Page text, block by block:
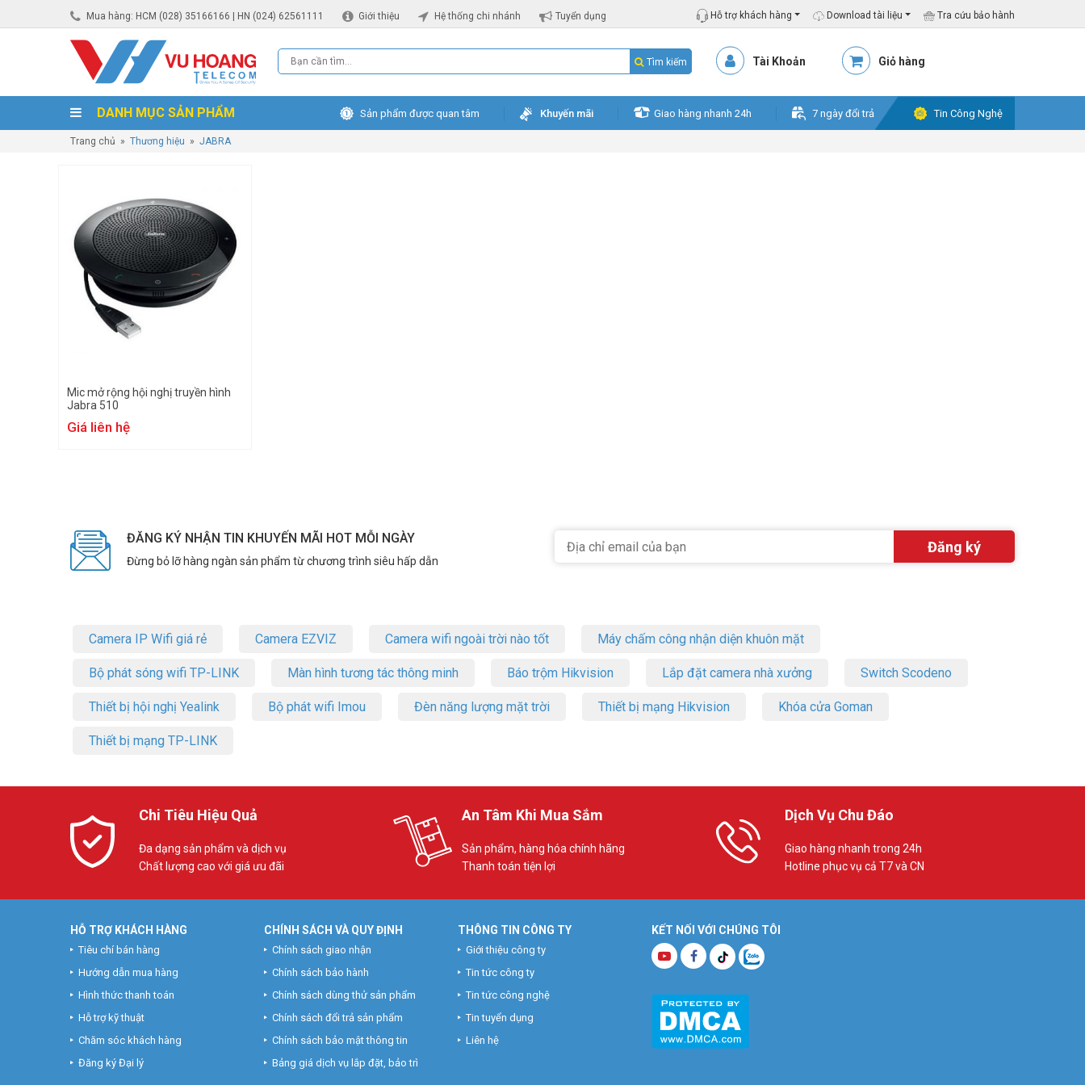
Mua hàng: HCM (028) 35166166 | HN (024) 62561111 Giới thiệu Hệ thống chi nhánh Tuyển dụng Hỗ trợ khách hàng Download tài liệu Tra cứu bảo hành
Tìm kiếm Tài Khoản Giỏ hàng
DANH MỤC SẢN PHẨM Sản phẩm được quan tâm Khuyến mãi Giao hàng nhanh 24h 7 ngày đổi trả Tin Công Nghệ
Trang chủ » Thương hiệu » JABRA
Mic mở rộng hội nghị truyền hình
Jabra 510
Giá liên hệ
ĐĂNG KÝ NHẬN TIN KHUYẾN MÃI HOT MỖI NGÀY
Đừng bỏ lỡ hàng ngàn sản phẩm từ chương trình siêu hấp dẫn
Camera IP Wifi giá rẻ Camera EZVIZ Camera wifi ngoài trời nào tốt Máy chấm công nhận diện khuôn mặt
Bộ phát sóng wifi TP-LINK Màn hình tương tác thông minh Báo trộm Hikvision Lắp đặt camera nhà xưởng Switch Scodeno
Thiết bị hội nghị Yealink Bộ phát wifi Imou Đèn năng lượng mặt trời Thiết bị mạng Hikvision Khóa cửa Goman
Thiết bị mạng TP-LINK
Chi Tiêu Hiệu Quả
Đa dạng sản phẩm và dịch vụ
Chất lượng cao với giá ưu đãi
An Tâm Khi Mua Sắm
Sản phẩm, hàng hóa chính hãng
Thanh toán tiện lợi
Dịch Vụ Chu Đáo
Giao hàng nhanh trong 24h
Hotline phục vụ cả T7 và CN
KẾT NỐI VỚI CHÚNG TÔI
HỖ TRỢ KHÁCH HÀNG
Tiêu chí bán hàng
Hướng dẫn mua hàng
Hình thức thanh toán
Hỗ trợ kỹ thuật
Chăm sóc khách hàng
Đăng ký Đại lý
CHÍNH SÁCH VÀ QUY ĐỊNH
Chính sách giao nhận
Chính sách bảo hành
Chính sách dùng thử sản phẩm
Chính sách đổi trả sản phẩm
Chính sách bảo mật thông tin
Bảng giá dịch vụ lắp đặt, bảo trì
THÔNG TIN CÔNG TY
Giới thiệu công ty
Tin tức công ty
Tin tức công nghệ
Tin tuyển dụng
Liên hệ